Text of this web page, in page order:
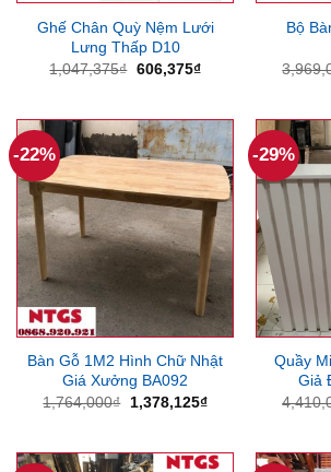
Ghế Chân Quỳ Nệm Lưới
Lưng Thấp D10
1,047,375₫ Giá
606,375₫Giá
606,375₫.
Bộ
-22%
Bàn Gỗ 1M2 Hình Chữ Nhật
Giá Xưởng BA092
1,764,000₫
Giá
1,378,125₫Giá
1,378,125₫.
-29%
Quầy
Giả